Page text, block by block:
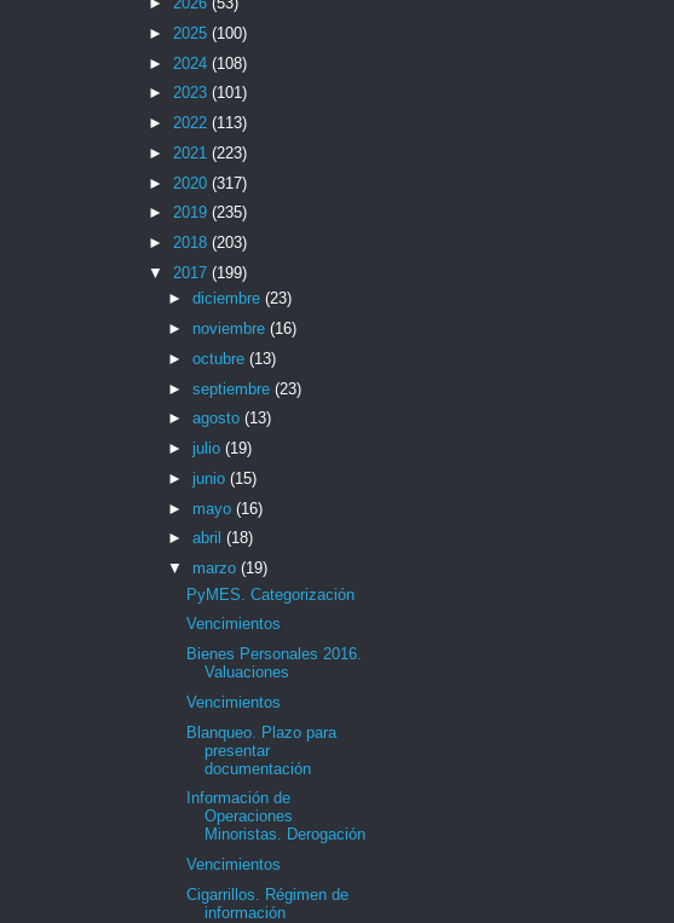
► 2025 (100)
► 2024 (108)
► 2023 (101)
► 2022 (113)
► 2021 (223)
► 2020 (317)
► 2019 (235)
► 2018 (203)
▼ 2017 (199)
► diciembre (23)
► noviembre (16)
► octubre (13)
► septiembre (23)
► agosto (13)
► julio (19)
► junio (15)
► mayo (16)
► abril (18)
▼ marzo (19)
PyMES. Categorización
Vencimientos
Bienes Personales 2016.
Valuaciones
Vencimientos
Blanqueo. Plazo para
presentar
documentación
Información de
Operaciones
Minoristas. Derogación
Vencimientos
Cigarrillos. Régimen de
información